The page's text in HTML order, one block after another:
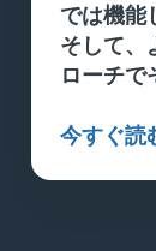
では機
そして、
ローチで
今すぐ読